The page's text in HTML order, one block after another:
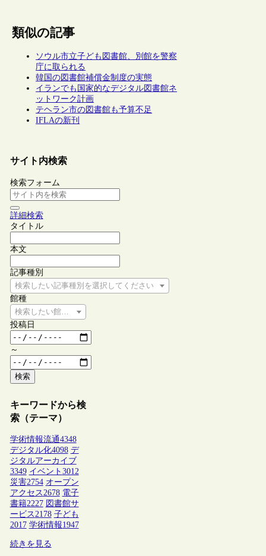
類似の記事
ソウル市立子ども図書館、別館を警察
庁に取られる
韓国の図書館補償金制度の実態
イランでも国家的なデジタル図書館ネ
ットワーク計画
テヘラン市の図書館も予算不足
IFLAの新刊
サイト内検索
検索フォーム
詳細検索
タイトル
本文
記事種別
検索したい記事種別を選択してください
館種
検索したい館種を選択してください
投稿日
～
検索
キーワードから検
索（テーマ）
学術情報流通4348
デジタル化4098 デ
ジタルアーカイブ
3349 イベント 3012
災害2754 オープン
アクセス2678 電子
書籍2227 図書館サ
ービス2178 子ども
2017 学術情報1947
続きを見る